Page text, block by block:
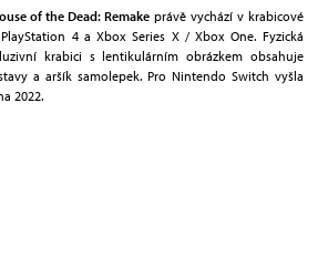
of the Dead: Remakeprávě vychází v krabicové
4 a Xbox Series X / Xbox One. Fyzická
krabici s lentikulárním obrázkem obsahuje
a aršík samolepek. Pro Nintendo Switch vyšla
2022.